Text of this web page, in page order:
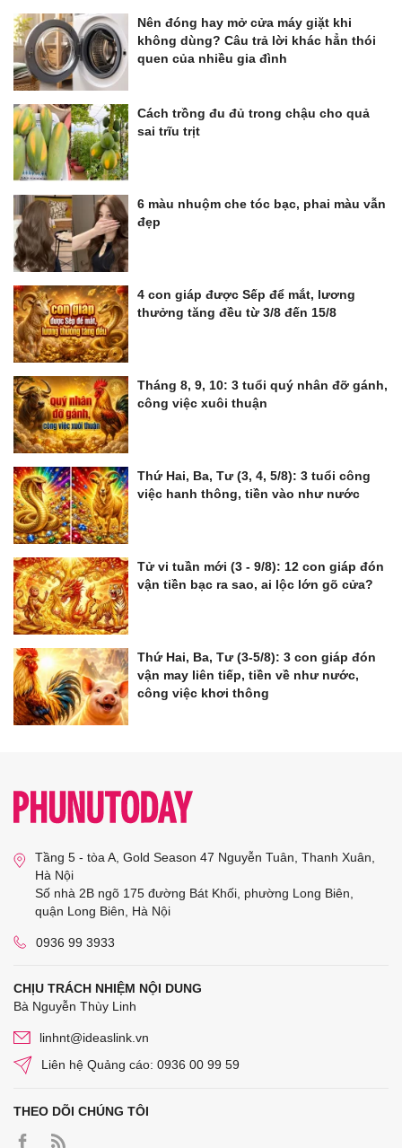
Nên đóng hay mở cửa máy giặt khi
không dùng? Câu trả lời khác hẳn thói
quen của nhiều gia đình
Cách trồng đu đủ trong chậu cho quả
sai trĩu trịt
6 màu nhuộm che tóc bạc, phai màu vẫn
đẹp
4 con giáp được Sếp để mắt, lương
thưởng tăng đều từ 3/8 đến 15/8
Tháng 8, 9, 10: 3 tuổi quý nhân đỡ gánh,
công việc xuôi thuận
Thứ Hai, Ba, Tư (3, 4, 5/8): 3 tuổi công
việc hanh thông, tiền vào như nước
Tử vi tuần mới (3 - 9/8): 12 con giáp đón
vận tiền bạc ra sao, ai lộc lớn gõ cửa?
Thứ Hai, Ba, Tư (3-5/8): 3 con giáp đón
vận may liên tiếp, tiền về như nước,
công việc khơi thông
Tầng 5 - tòa A, Gold Season 47 Nguyễn Tuân, Thanh Xuân,
Hà Nội
Số nhà 2B ngõ 175 đường Bát Khối, phường Long Biên,
quận Long Biên, Hà Nội
0936 99 3933
CHỊU TRÁCH NHIỆM NỘI DUNG
Bà Nguyễn Thùy Linh
linhnt@ideaslink.vn
Liên hệ Quảng cáo: 0936 00 99 59
THEO DÕI CHÚNG TÔI